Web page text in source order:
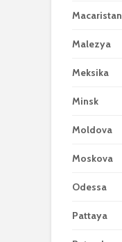
Macaristan
Malezya
Meksika
Minsk
Moldova
Moskova
Odessa
Pattaya